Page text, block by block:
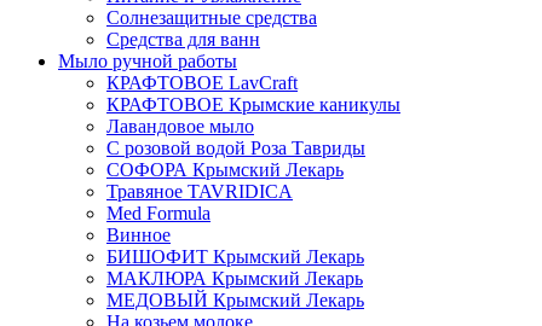
Солнезащитные средства
Средства для ванн
Мыло ручной работы
КРАФТОВОЕ LavCraft
КРАФТОВОЕ Крымские каникулы
Лавандовое мыло
С розовой водой Роза Тавриды
СОФОРА Крымский Лекарь
Травяное TAVRIDICA
Med Formula
Винное
БИШОФИТ Крымский Лекарь
МАКЛЮРА Крымский Лекарь
МЕДОВЫЙ Крымский Лекарь